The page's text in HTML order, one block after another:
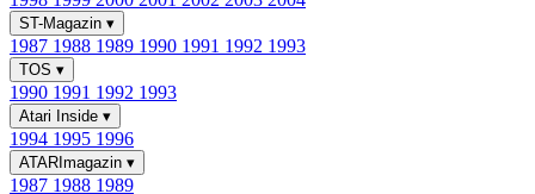
ST-Magazin ▾
1987 1988 1989 1990 1991 1992 1993
TOS ▾
1990 1991 1992 1993
Atari Inside ▾
1994 1995 1996
ATARImagazin ▾
1987 1988 1989